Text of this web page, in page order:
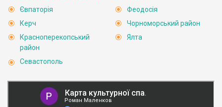
Євпаторія
Керч
Красноперекопський
район
Севастополь
Феодосія
Чорноморський район
Ялта